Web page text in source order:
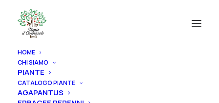
HOME
CHI SIAMO
PIANTE
CATALOGO PIANTE
AGAPANTUS